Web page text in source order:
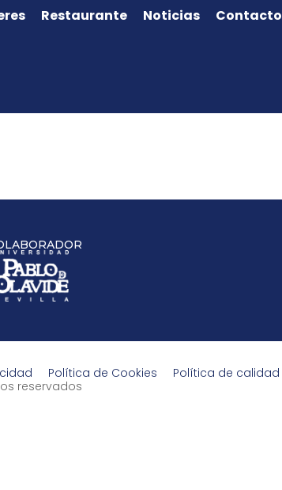
Restaurante Noticias Contacto
Política de Cookies Política de calidad
reservados